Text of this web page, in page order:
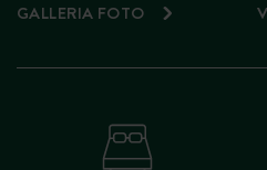
GALLERIA FOTO